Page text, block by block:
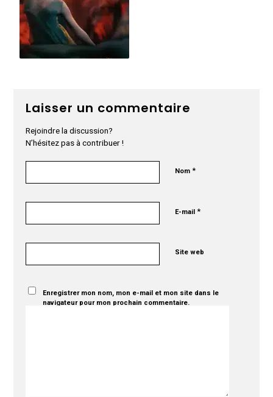
Laisser un commentaire
Rejoindre la discussion?
N’hésitez pas à contribuer !
Nom*
E-mail*
Site web
Enregistrer mon nom, mon e-mail et mon site dans le
navigateur pour mon prochain commentaire.